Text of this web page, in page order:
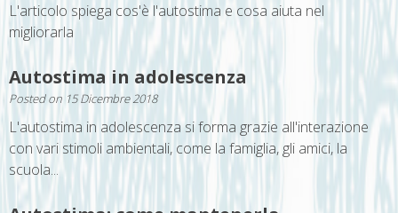
L'articolo spiega cos'è l'autostima e cosa aiuta nel
migliorarla
Autostima in adolescenza
Posted on 15 Dicembre 2018
L'autostima in adolescenza si forma grazie all'interazione
con vari stimoli ambientali, come la famiglia, gli amici, la
scuola...